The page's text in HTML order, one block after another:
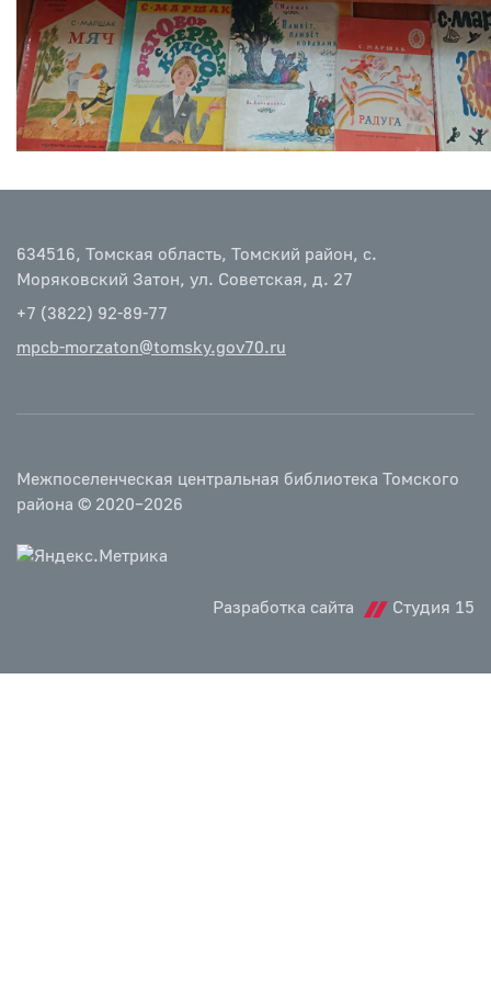
634516, Томская область, Томский район, с.
Моряковский Затон, ул. Советская, д. 27
+7 (3822) 92-89-77
mpcb-morzaton@tomsky.gov70.ru
Межпоселенческая центральная библиотека Томского
района © 2020–2026
Разработка сайта Студия 15